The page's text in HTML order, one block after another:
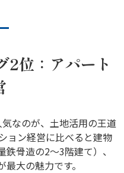
2位：アパート
なのが、土地活用の王道
ョン経営に比べると建物
骨造の2〜3階建て）、
大の魅力です。